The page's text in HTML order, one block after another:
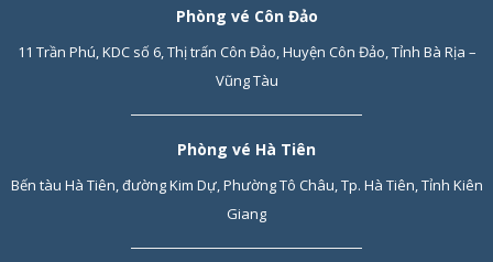
Phòng vé Côn Đảo
11 Trần Phú, KDC số 6, Thị trấn Côn Đảo, Huyện Côn Đảo, Tỉnh Bà Rịa –
Vũng Tàu
Phòng vé Hà Tiên
Bến tàu Hà Tiên, đường Kim Dự, Phường Tô Châu, Tp. Hà Tiên, Tỉnh Kiên
Giang